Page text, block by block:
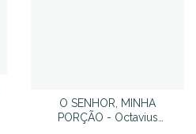
O SENHOR, MINHA
PORÇÃO - Octavius